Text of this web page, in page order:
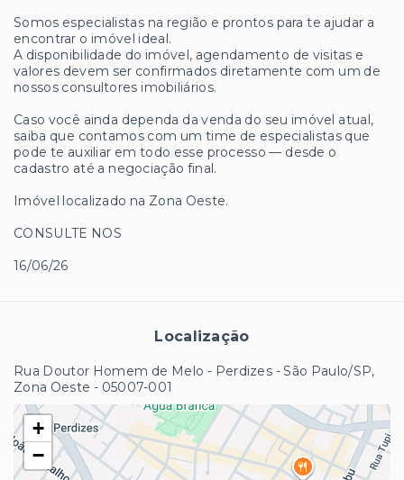
Somos especialistas na região e prontos para te ajudar a
encontrar o imóvel ideal.
A disponibilidade do imóvel, agendamento de visitas e
valores devem ser confirmados diretamente com um de
nossos consultores imobiliários.
Caso você ainda dependa da venda do seu imóvel atual,
saiba que contamos com um time de especialistas que
pode te auxiliar em todo esse processo — desde o
cadastro até a negociação final.
Imóvel localizado na Zona Oeste.
CONSULTE NOS
16/06/26
Localização
Rua Doutor Homem de Melo - Perdizes - São Paulo/SP,
Zona Oeste - 05007-001
+
−